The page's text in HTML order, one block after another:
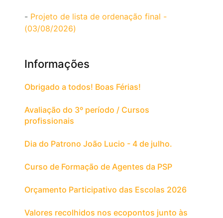
- Projeto de lista de ordenação final -
(03/08/2026)
Informações
Obrigado a todos! Boas Férias!
Avaliação do 3º período / Cursos
profissionais
Dia do Patrono João Lucio - 4 de julho.
Curso de Formação de Agentes da PSP
Orçamento Participativo das Escolas 2026
Valores recolhidos nos ecopontos junto às